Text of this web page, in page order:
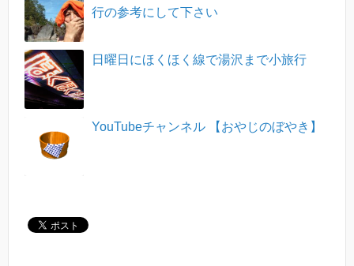
行の参考にして下さい
日曜日にほくほく線で湯沢まで小旅行
YouTubeチャンネル 【おやじのぼやき】